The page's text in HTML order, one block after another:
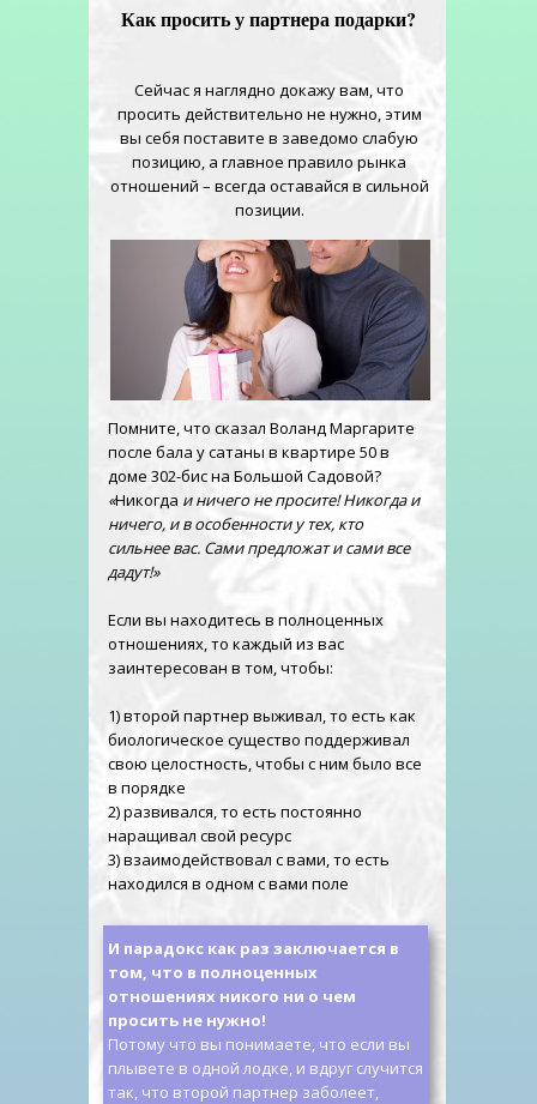
Как просить у партнера подарки?
Сейчас я наглядно докажу вам, что
просить действительно не нужно, этим
вы себя поставите в заведомо слабую
позицию, а главное правило рынка
отношений – всегда оставайся в сильной
позиции.
Помните, что сказал Воланд Маргарите
после бала у сатаны в квартире 50 в
доме 302-бис на Большой Садовой?
«Никогда и ничего не просите! Никогда и
ничего, и в особенности у тех, кто
сильнее вас. Сами предложат и сами все
дадут!»
Если вы находитесь в полноценных
отношениях, то каждый из вас
заинтересован в том, чтобы:
1) второй партнер выживал, то есть как
биологическое существо поддерживал
свою целостность, чтобы с ним было все
в порядке
2) развивался, то есть постоянно
наращивал свой ресурс
3) взаимодействовал с вами, то есть
находился в одном с вами поле
И парадокс как раз заключается в
том, что в полноценных
отношениях никого ни о чем
просить не нужно!
Потому что вы понимаете, что если вы
плывете в одной лодке, и вдруг случится
так, что второй партнер заболеет,